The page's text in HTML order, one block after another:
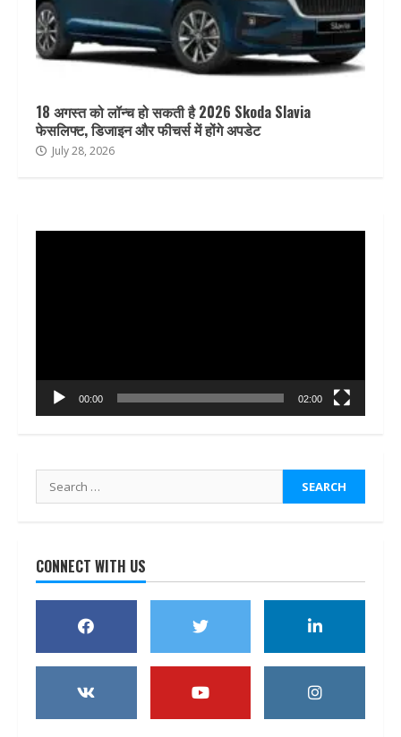
18 अगस्त को लॉन्च हो सकती है 2026 Skoda Slavia
फेसलिफ्ट, डिजाइन और फीचर्स में होंगे अपडेट
July 28, 2026
00:00 02:00
Search
for:
CONNECT WITH US